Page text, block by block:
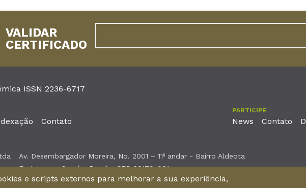
VALIDAR
CERTIFICADO
ISSN 2236-6717
Contato
PARTICIPE
News Contato
Av. Desembargador Moreira, No. 2001 – 11º andar - Bairro Aldeota
Fortaleza – Ceará - Brasil - CEP 60170-001
e scripts externos para melhorar a sua experiência,